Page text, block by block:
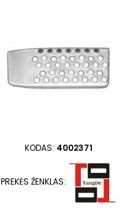
KODAS: 4002371
PREKĖS ŽENKLAS: